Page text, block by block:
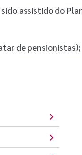
assistido do
de pensionistas);